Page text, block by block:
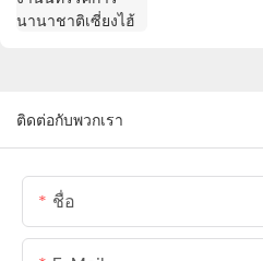
ติดต่อกับพวกเรา
ชื่อ